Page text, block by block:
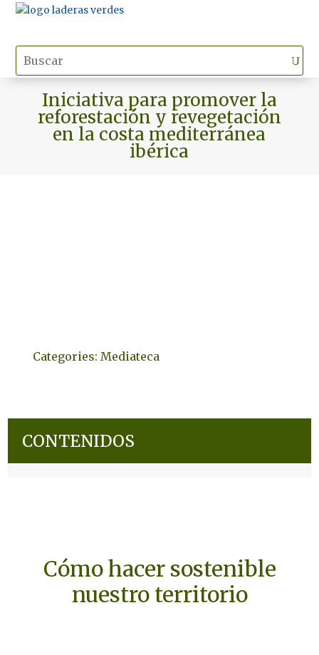
Iniciativa para promover la
reforestación y revegetación
en la costa mediterránea
ibérica
Categories:Mediateca
CONTENIDOS
Cómo hacer sostenible
nuestro territorio